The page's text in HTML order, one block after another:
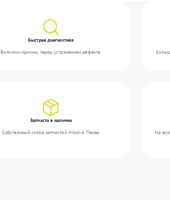
Быстрая диагностика
Выясним причину перед устранением дефекта.
Запчасти в наличии
Собственный склад запчастей Nikon в Пензе.
На